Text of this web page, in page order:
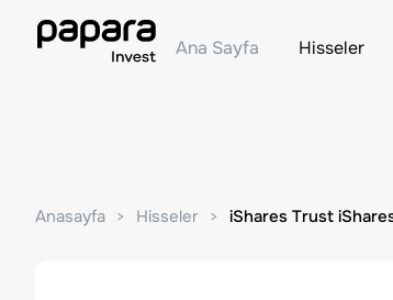
Ana Sayfa Hisseler
Anasayfa Hisseler iShares Trust